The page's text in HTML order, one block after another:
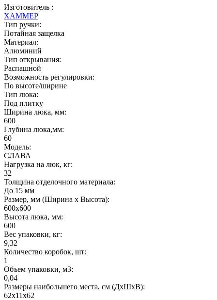
Изготовитель :
ХАММЕР
Тип ручки:
Потайная защелка
Материал:
Алюминий
Тип открывания:
Распашной
Возможность регулировки:
По высоте/ширине
Тип люка:
Под плитку
Ширина люка, мм:
600
Глубина люка,мм:
60
Модель:
СЛАВА
Нагрузка на люк, кг:
32
Толщина отделочного материала:
До 15 мм
Размер, мм (Ширина х Высота):
600х600
Высота люка, мм:
600
Вес упаковки, кг:
9,32
Количество коробок, шт:
1
Объем упаковки, м3:
0,04
Размеры наибольшего места, см (ДхШхВ):
62х11х62